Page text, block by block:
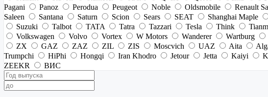
Pagani
Panoz Perodua Peugeot Noble Oldsmobile Renault
Saleen
Santana Saturn Scion Sears SEAT Shanghai Maple
Suzuki
Talbot TATA Tatra Tazzari Tesla Think
Volkswagen
Volvo Vortex W Motors Wanderer Wartburg
ZX
GAZ ZAZ ZIL ZIS Moscvich UAZ Aita
Trumpchi
HiPhi Hongqi Iran Khodro Jetour Jetta Kaiyi
ZEEKR
ВИС